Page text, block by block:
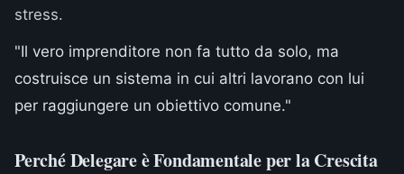
stress.
"Il vero imprenditore non fa tutto da solo, ma
costruisce un sistema in cui altri lavorano con lui
per raggiungere un obiettivo comune."
Perché Delegare è Fondamentale per la Crescita